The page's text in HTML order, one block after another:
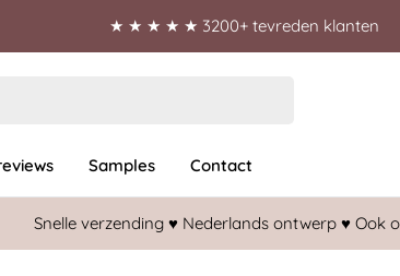
★ ★ ★ ★ ★ 3200+ tevreden klanten
Samples Contact
Snelle verzending ♥︎ Nederlands ontwerp ♥︎ Ook